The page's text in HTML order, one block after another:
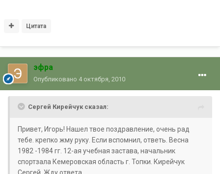
Цитата
эфра
Опубликовано 4 октября, 2010
Сергей Кирейчук сказал:
Привет, Игорь! Нашел твое поздравление, очень рад
тебе. крепко жму руку. Если вспомнил, ответь. Весна
1982 -1984 гг. 12-ая учебная застава, начальник
спортзала Кемеровская область г. Топки. Кирейчук